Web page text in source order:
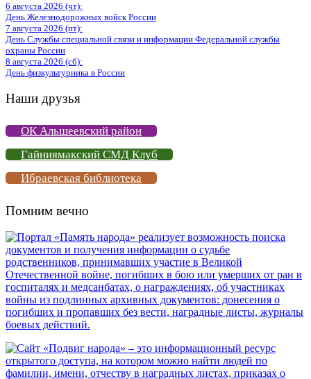
6 августа 2026 (чт):
День Железнодорожных войск России
7 августа 2026 (пт):
День Службы специальной связи и информации Федеральной службы
охраны России
8 августа 2026 (сб):
День физкультурника в России
Наши друзья
ОК Альшеевский район
Гайниямакский СМД Клуб
Ибраевская библиотека
Помним вечно